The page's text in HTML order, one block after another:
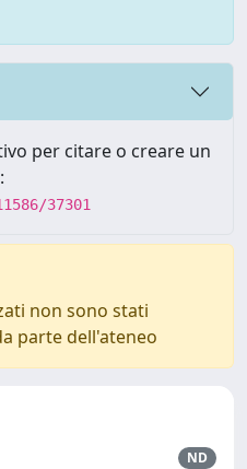
per citare o creare un
37301
non sono stati
parte dell'ateneo
ND